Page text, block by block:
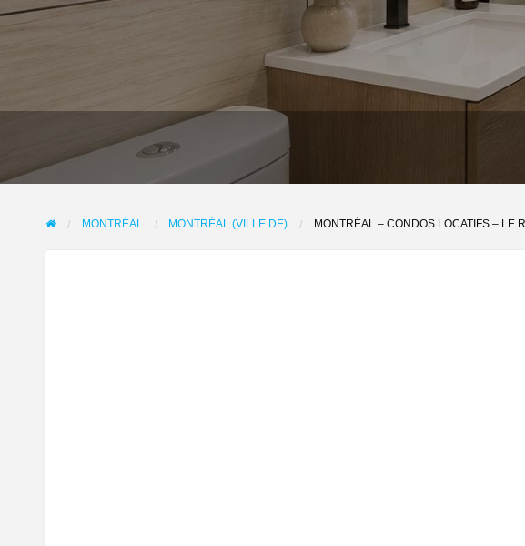
MONTRÉAL MONTRÉAL (VILLE DE) MONTRÉAL – CONDOS LOCATIFS – LE